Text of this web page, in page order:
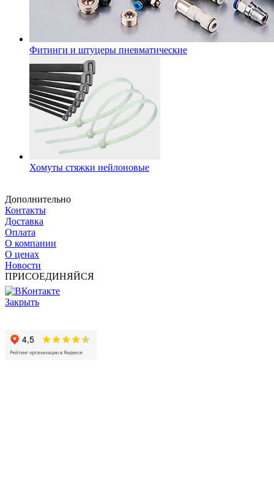
Фитинги и штуцеры пневматические
Хомуты стяжки нейлоновые
Дополнительно
Контакты
Доставка
Оплата
О компании
О ценах
Новости
ПРИСОЕДИНЯЙСЯ
Закрыть